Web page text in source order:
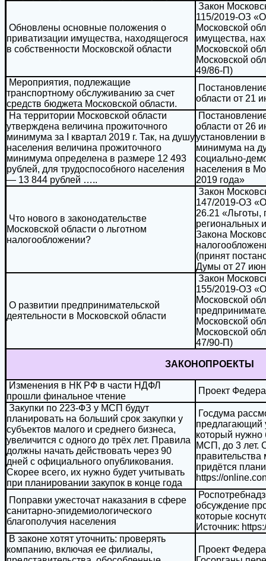
Обновлены основные положения о
приватизации имущества, находящегося
в собственности Московской области
Закон
115/2019-ОЗ
Московской
имущества,
Московской
Московской
49/86-П)
Мероприятия, подлежащие
транспортному обслуживанию за счет
средств бюджета Московской области.
области от 21
На территории Московской области
утверждена величина прожиточного
минимума за I квартал 2019 г. Так, на душу
населения величина прожиточного
минимума определена в размере 12 493
рублей, для трудоспособного населения
— 13 844 рублей …..
области от 26
установлении
минимума на
социально-
населения в
2019 года»
Что нового в законодательстве
Московской области о льготном
налогообложении?
Закон
147/2019-ОЗ
26.21 «Льготы,
региональных
Закона
(принят
Думы от 27
О развитии предпринимательской
деятельности в Московской области
Закон
155/2019-ОЗ
Московской
Московской
Московской
47/90-П)
ЗАКОНОПРОЕКТЫ
Изменения в НК РФ в части НДФЛ
прошли финальное чтение
Проект
Закупки по 223-ФЗ у МСП будут
планировать на больший срок закупки у
субъектов малого и среднего бизнеса,
увеличится с одного до трёх лет. Правила
должны начать действовать через 90
дней с официального опубликования.
Скорее всего, их нужно будет учитывать
при планировании закупок в конце года
Госдума
предлагающий
который нужно
МСП, до 3 лет.
придётся
https://
Поправки ужесточат наказания в сфере
санитарно-эпидемиологического
благополучия населения
обсуждение
которые
Источник:
В законе хотят уточнить: проверять
компанию, включая ее филиалы,
Проект